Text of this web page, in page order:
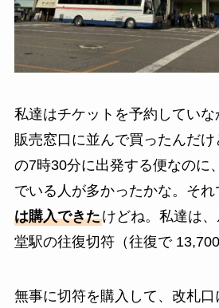
私達はチケットを予約していな
販売窓口に並んで買ったんだ
の7時30分に出発する便なのに
でいる人が多かったかな。それ
は購入できたけどね。私達は
堂駅の往復切符（往復で
無事に切符を購入して、改札口